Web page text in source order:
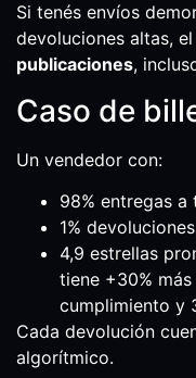
Si tenés envíos
devoluciones altas,
publicaciones,
Caso de
Un vendedor con:
98% entregas a
1%
4,9 estrellas
tiene +30%
cumplimiento y
Cada devolución
algorítmico.